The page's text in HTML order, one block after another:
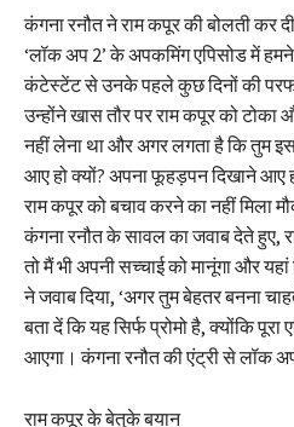
कंगना रनौत ने राम कपूर की बोलती कर
‘लॉक अप 2’ के अपकमिंग एपिसोड में
कंटेस्टेंट से उनके पहले कुछ दिनों की
उन्होंने खास तौर पर राम कपूर को टोका
नहीं लेना था और अगर लगता है कि तुम
आए हो क्यों? अपना फूहड़पन दिखाने आए
राम कपूर को बचाव करने का नहीं मिला
कंगना रनौत के सावल का जवाब देते हुए,
तो मैं भी अपनी सच्चाई को मानूंगा और
ने जवाब दिया, ‘अगर तुम बेहतर बनना
बता दें कि यह सिर्फ प्रोमो है, क्योंकि
आएगा। कंगना रनौत की एंट्री से लॉक अप
राम कपूर के बेतुके बयान